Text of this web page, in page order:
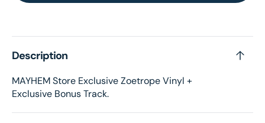
Description
MAYHEM Store Exclusive Zoetrope Vinyl +
Exclusive Bonus Track.